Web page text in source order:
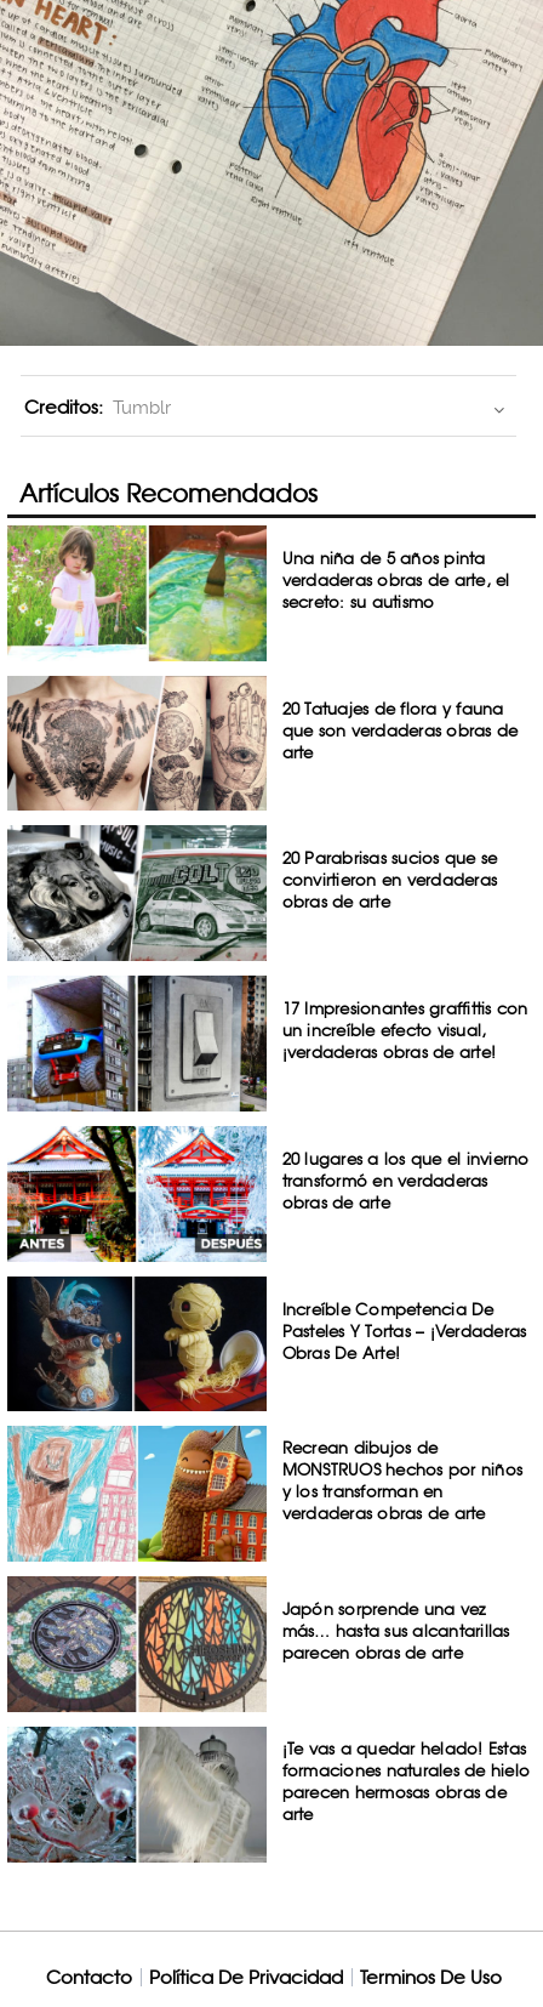
Creditos: Tumblr
Artículos Recomendados
Una niña de 5 años pinta
verdaderas obras de arte, el
secreto: su autismo
20 Tatuajes de flora y fauna
que son verdaderas obras de
arte
20 Parabrisas sucios que se
convirtieron en verdaderas
obras de arte
17 Impresionantes graffittis con
un increíble efecto visual,
¡verdaderas obras de arte!
20 lugares a los que el invierno
transformó en verdaderas
obras de arte
Increíble Competencia De
Pasteles Y Tortas – ¡Verdaderas
Obras De Arte!
Recrean dibujos de
MONSTRUOS hechos por niños
y los transforman en
verdaderas obras de arte
Japón sorprende una vez
más… hasta sus alcantarillas
parecen obras de arte
¡Te vas a quedar helado! Estas
formaciones naturales de hielo
parecen hermosas obras de
arte
Contacto Política De Privacidad Terminos De Uso